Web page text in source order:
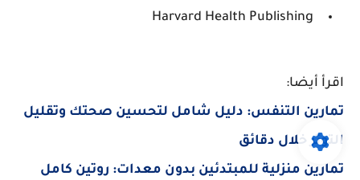
Harvard Health Publishing
اقرأ أيضا:
تمارين التنفس: دليل شامل لتحسين صحتك وتقليل
التوتر خلال دقائق
تمارين منزلية للمبتدئين بدون معدات: روتين كامل